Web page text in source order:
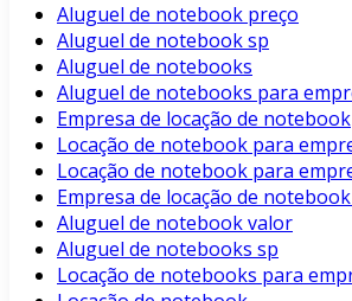
Aluguel de notebook preço
Aluguel de notebook sp
Aluguel de notebooks
Aluguel de notebooks para
Empresa de locação de notebook
Locação de notebook para
Locação de notebook para
Empresa de locação de
Aluguel de notebook valor
Aluguel de notebooks sp
Locação de notebooks para